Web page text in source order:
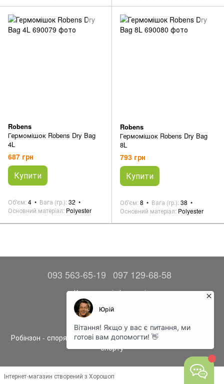
Robens
Гермомішок Robens Dry Bag
4L
687 грн
Купити
Об'єм 4 Вага (гр.) 32
Основний матеріал Polyester
Robens
Гермомішок Robens Dry Bag
8L
793 грн
Купити
Об'єм 8 Вага (гр.) 38
Основний матеріал Polyester
093 563-65-19 097 129-68-58
Контактна інформація
Повна версія сайту
© 2014—2026
Робінзон - спорядження, одяг та аксесуари для туризму та
спорту
Інтернет-магазин створений з Хорошоп